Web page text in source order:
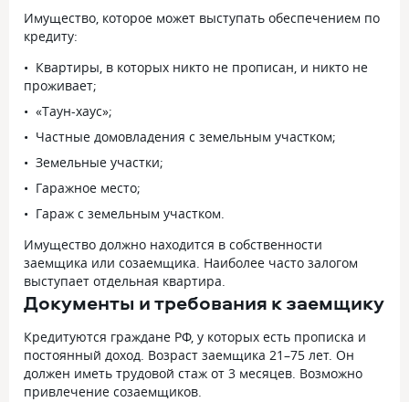
Имущество, которое может выступать обеспечением по
кредиту:
Квартиры, в которых никто не прописан, и никто не
проживает;
«Таун-хаус»;
Частные домовладения с земельным участком;
Земельные участки;
Гаражное место;
Гараж с земельным участком.
Имущество должно находится в собственности
заемщика или созаемщика. Наиболее часто залогом
выступает отдельная квартира.
Документы и требования к заемщику
Кредитуются граждане РФ, у которых есть прописка и
постоянный доход. Возраст заемщика 21–75 лет. Он
должен иметь трудовой стаж от 3 месяцев. Возможно
привлечение созаемщиков.